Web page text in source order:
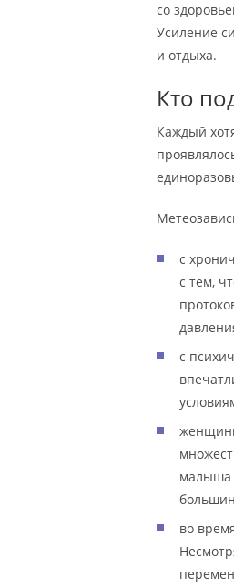
со
Усиление
и отдыха.
Кто
Каждый
с
с тем,
с
малыша
во